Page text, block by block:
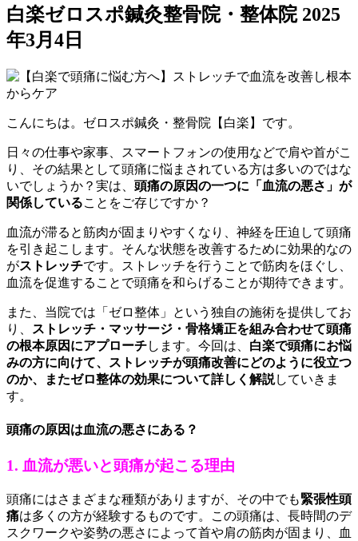
白楽ゼロスポ鍼灸整骨院・整体院 2025
年3月4日
こんにちは。ゼロスポ鍼灸・整骨院【白楽】です。
日々の仕事や家事、スマートフォンの使用などで肩や首がこ
り、その結果として頭痛に悩まされている方は多いのではな
いでしょうか？実は、 頭痛の原因の一つに「血流の悪さ」が
関係していることをご存じですか？
血流が滞ると筋肉が固まりやすくなり、神経を圧迫して頭痛
を引き起こします。そんな状態を改善するために効果的なの
がストレッチです。ストレッチを行うことで筋肉をほぐし、
血流を促進することで頭痛を和らげることが期待できます。
また、当院では「ゼロ整体」という独自の施術を提供してお
り、
ストレッチ・マッサージ・骨格矯正を組み合わせて頭痛
の根本原因にアプローチします。今回は、 白楽で頭痛にお悩
みの方に向けて、ストレッチが頭痛改善にどのように役立つ
のか、またゼロ整体の効果について詳しく解説していきま
す。
頭痛の原因は血流の悪さにある？
1. 血流が悪いと頭痛が起こる理由
頭痛にはさまざまな種類がありますが、その中でも緊張性頭
痛は多くの方が経験するものです。この頭痛は、長時間のデ
スクワークや姿勢の悪さによって首や肩の筋肉が固まり、血